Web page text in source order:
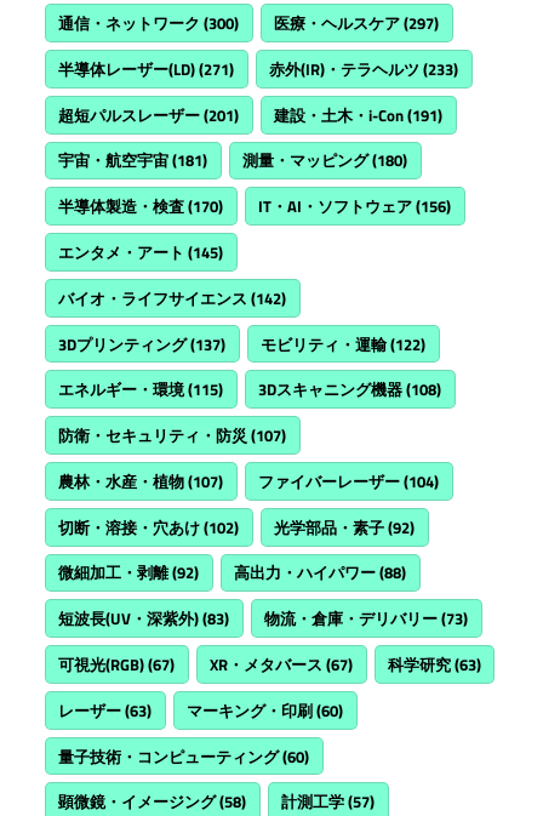
通信・ネットワーク (300) 医療・ヘルスケア(297)
半導体レーザー(LD)(271) 赤外(IR)・テラヘルツ (233)
超短パルスレーザー(201) 建設・土木・i-Con(191)
宇宙・航空宇宙(181) 測量・マッピング(180)
半導体製造・検査(170) IT・AI・ソフトウェア(156)
エンタメ・アート (145)
バイオ・ライフサイエンス (142)
3Dプリンティング(137) モビリティ・運輸(122)
エネルギー・環境(115) 3Dスキャニング機器(108)
防衛・セキュリティ・防災(107)
農林・水産・植物(107) ファイバーレーザー(104)
切断・溶接・穴あけ(102) 光学部品・素子(92)
微細加工・剥離(92) 高出力・ハイパワー(88)
短波長(UV・深紫外)(83) 物流・倉庫・デリバリー(73)
可視光(RGB)(67) XR・メタバース (67) 科学研究(63)
レーザー(63) マーキング・印刷(60)
量子技術・コンピューティング(60)
顕微鏡・イメージング(58) 計測工学(57)